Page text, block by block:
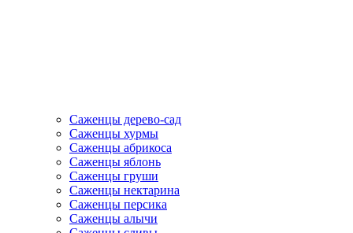
Саженцы дерево-сад
Саженцы хурмы
Саженцы абрикоса
Саженцы яблонь
Саженцы груши
Саженцы нектарина
Саженцы персика
Саженцы алычи